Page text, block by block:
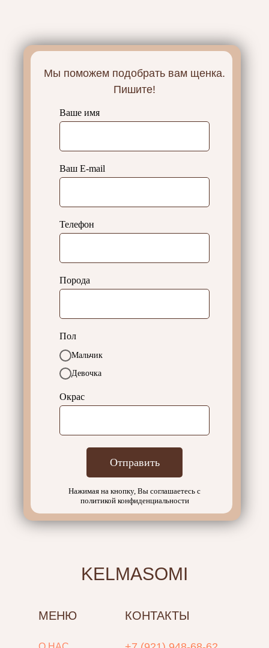
Мы поможем подобрать вам щенка.
Пишите!
Ваше имя
Ваш E-mail
Телефон
Порода
Пол
Мальчик
Девочка
Окрас
Отправить
Нажимая на кнопку, Вы соглашаетесь с
политикой конфиденциальности
KELMASOMI
МЕНЮ КОНТАКТЫ